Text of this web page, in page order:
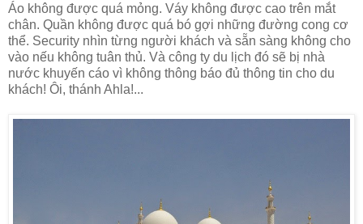
Áo không được quá mỏng. Váy không được cao trên mắt
chân. Quần không được quá bó gợi những đường cong cơ
thể. Security nhìn từng người khách và sẵn sàng không cho
vào nếu không tuân thủ. Và công ty du lịch đó sẽ bị nhà
nước khuyến cáo vì không thông báo đủ thông tin cho du
khách! Ôi, thánh Ahla!...